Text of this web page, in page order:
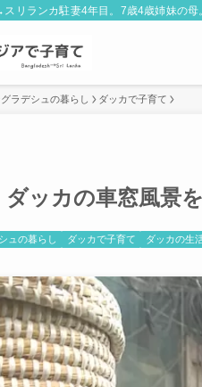
リランカ駐妻4年目。7歳4歳姉妹の
ラデシュの暮らし ダッカで子育て
ダッカの車窓風景
ュの暮らし ダッカで子育て ダッカの生